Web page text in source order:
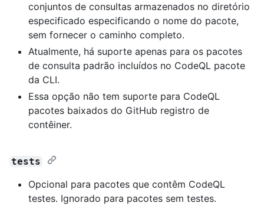
conjuntos de consultas armazenados no diretório
especificado especificando o nome do pacote,
sem fornecer o caminho completo.
Atualmente, há suporte apenas para os pacotes
de consulta padrão incluídos no CodeQL pacote
da CLI.
Essa opção não tem suporte para CodeQL
pacotes baixados do GitHub registro de
contêiner.
tests
Opcional para pacotes que contêm CodeQL
testes. Ignorado para pacotes sem testes.